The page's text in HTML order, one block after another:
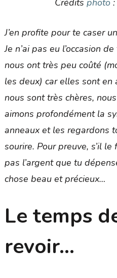
J’en profite pour te caser
Je n’ai pas eu l’occasion
nous ont très peu coûté
les deux) car elles sont
nous sont très chères,
aimons profondément la
anneaux et les regardons
sourire. Pour preuve, s’il
pas l’argent que tu
chose beau et précieux…
Le temps
revoir…